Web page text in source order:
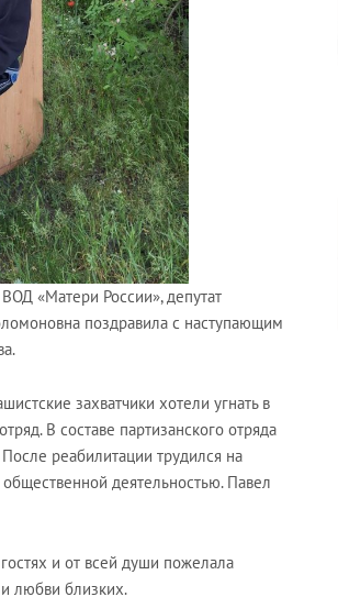
«Матери России», депутат
поздравила с наступающим
захватчики хотели угнать в
В составе партизанского отряда
реабилитации трудился на
деятельностью. Павел
и от всей души пожелала
любви близких.